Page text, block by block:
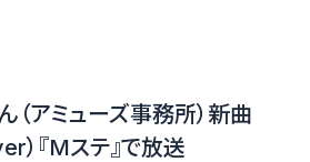
アミューズ事務所）新曲
）『Mステ』で放送